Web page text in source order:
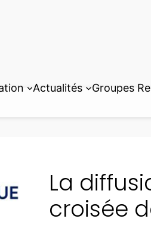
Actualités Groupes
La
croisée